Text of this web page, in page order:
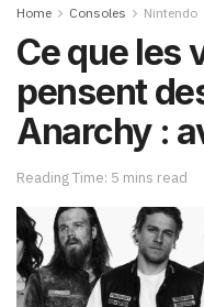
Home Consoles Nintendo
Ce que les
pensent
Anarchy :
Reading Time: 5 mins read